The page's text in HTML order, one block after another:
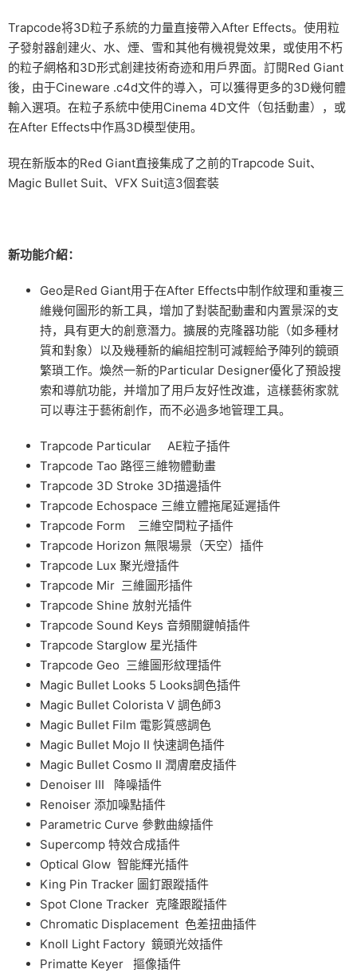
Trapcode将3D粒子系統的力量直接帶入After Effects。使用粒
子發射器創建火、水、煙、雪和其他有機視覺效果，或使用不朽
的粒子網格和3D形式創建技術奇迹和用戶界面。訂閱Red Giant
後，由于Cineware .c4d文件的導入，可以獲得更多的3D幾何體
輸入選項。在粒子系統中使用Cinema 4D文件（包括動畫），或
在After Effects中作爲3D模型使用。
現在新版本的Red Giant直接集成了之前的Trapcode Suit、
Magic Bullet Suit、VFX Suit這3個套裝
新功能介紹：
Geo是Red Giant用于在After Effects中制作紋理和重複三
維幾何圖形的新工具，增加了對裝配動畫和内置景深的支
持，具有更大的創意潛力。擴展的克隆器功能（如多種材
質和對象）以及幾種新的編組控制可減輕給予陣列的鏡頭
繁瑣工作。煥然一新的Particular Designer優化了預設搜
索和導航功能，并增加了用戶友好性改進，這樣藝術家就
可以專注于藝術創作，而不必過多地管理工具。
Trapcode Particular AE粒子插件
Trapcode Tao 路徑三維物體動畫
Trapcode 3D Stroke 3D描邊插件
Trapcode Echospace 三維立體拖尾延遲插件
Trapcode Form 三維空間粒子插件
Trapcode Horizon 無限場景（天空）插件
Trapcode Lux 聚光燈插件
Trapcode Mir 三維圖形插件
Trapcode Shine 放射光插件
Trapcode Sound Keys 音頻關鍵幀插件
Trapcode Starglow 星光插件
Trapcode Geo 三維圖形紋理插件
Magic Bullet Looks 5 Looks調色插件
Magic Bullet Colorista V 調色師3
Magic Bullet Film 電影質感調色
Magic Bullet Mojo II 快速調色插件
Magic Bullet Cosmo II 潤膚磨皮插件
Denoiser III 降噪插件
Renoiser 添加噪點插件
Parametric Curve 參數曲線插件
Supercomp 特效合成插件
Optical Glow 智能輝光插件
King Pin Tracker 圖釘跟蹤插件
Spot Clone Tracker 克隆跟蹤插件
Chromatic Displacement 色差扭曲插件
Knoll Light Factory 鏡頭光效插件
Primatte Keyer 摳像插件